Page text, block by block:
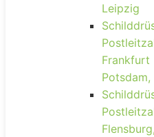
Leipzig
Frankfurt